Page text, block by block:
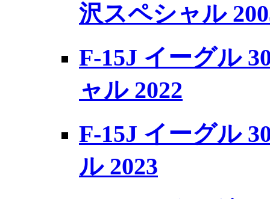
沢スペシャル
F-15J イーグル
ャル 2022
F-15J イーグル
ル 2023